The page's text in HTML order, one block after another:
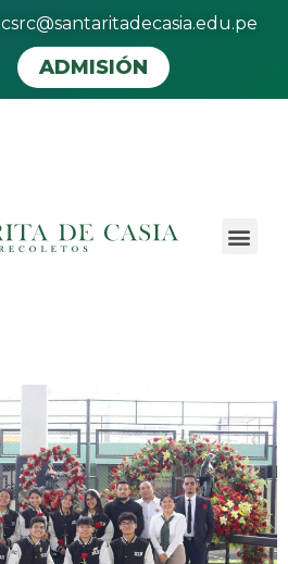
csrc@santaritadecasia.edu.pe
ADMISIÓN